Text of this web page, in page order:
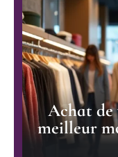
Achat de
meilleur